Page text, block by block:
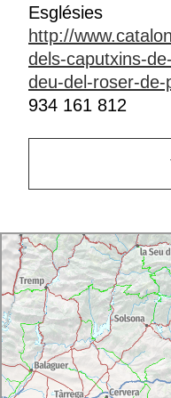
Esglésies
http://
dels-caputxins-
deu-del-roser-
934 161 812